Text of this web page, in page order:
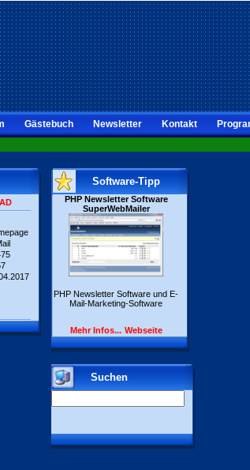
Gästebuch Newsletter Kontakt
Software-Tipp
PHP Newsletter Software
SuperWebMailer
PHP Newsletter Software und E-
Mail-Marketing-Software
Mehr Infos... Webseite
Suchen